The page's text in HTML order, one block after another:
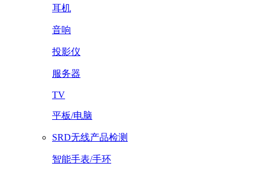
耳机
音响
投影仪
服务器
TV
平板/电脑
SRD无线产品检测
智能手表/手环